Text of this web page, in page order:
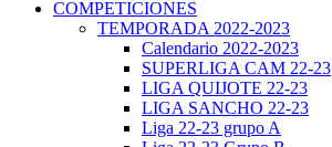
COMPETICIONES
TEMPORADA 2022-2023
Calendario 2022-2023
SUPERLIGA CAM 22-23
LIGA QUIJOTE 22-23
LIGA SANCHO 22-23
Liga 22-23 grupo A